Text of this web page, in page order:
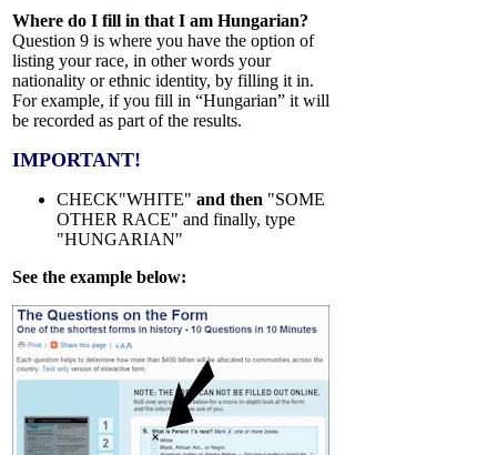
Where do I fill in that I am Hungarian?
Question 9 is where you have the option of
listing your race, in other words your
nationality or ethnic identity, by filling it in.
For example, if you fill in “Hungarian” it will
be recorded as part of the results.
IMPORTANT!
CHECK"WHITE" and then "SOME
OTHER RACE" and finally, type
"HUNGARIAN"
See the example below: